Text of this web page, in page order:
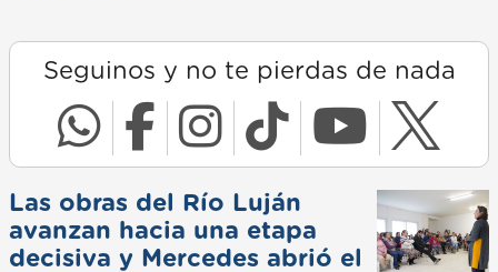
Seguinos y no te pierdas de nada
Las obras del Río Luján
avanzan hacia una etapa
decisiva y Mercedes abrió el